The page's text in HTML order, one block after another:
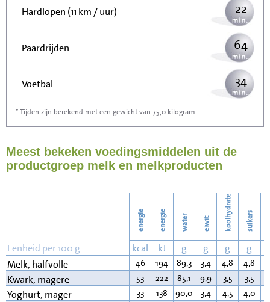
Hardlopen (11 km / uur) 22
Paardrijden 64
Voetbal 34
Stofzuigen
Strijken 111
128
* Tijden zijn berekend met een gewicht van 75,0 kilogram.
Meest bekeken voedingsmiddelen uit de
productgroep melk en melkproducten
energie energie water eiwit koolhydraten suikers
Eenheid per 100 g kcal kJ g g g g
Melk, halfvolle
46 194 89,3 3,4 4,8 4,8
Kwark, magere 53 222 85,1 9,9 3,5 3,5
Yoghurt, mager 33 138 90,0 3,4 4,5 4,0